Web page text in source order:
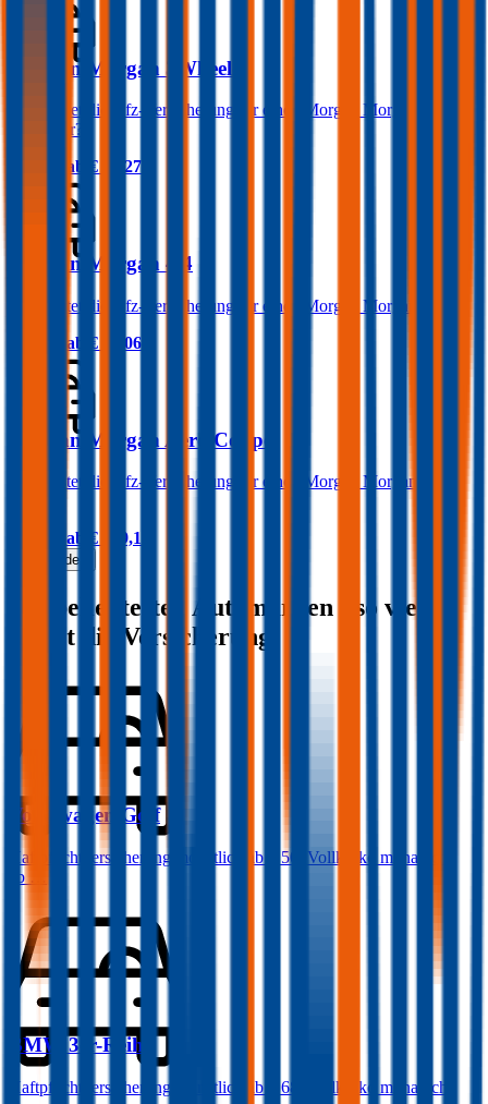
Morgan Morgan 3Wheeler
Was kostet die Kfz-Versicherung für einen Morgan Morgan
3Wheeler?
Prämie ab
€ 84,27
Morgan Morgan 4/4
Was kostet die Kfz-Versicherung für einen Morgan Morgan 4/4?
Prämie ab
€ 59,06
Morgan Morgan Aero Coupe
Was kostet die Kfz-Versicherung für einen Morgan Morgan Aero
Prämie ab
€ 219,16
Mehr laden
Die beliebtesten Automarken - so viel
kostet die Versicherung:
Volkswagen Golf
Haftpflichtversicherung monatlich ab € 50
Vollkasko monatlich
ab …
BMW 3er-Reihe
Haftpflichtversicherung monatlich ab € 68
Vollkasko monatlich